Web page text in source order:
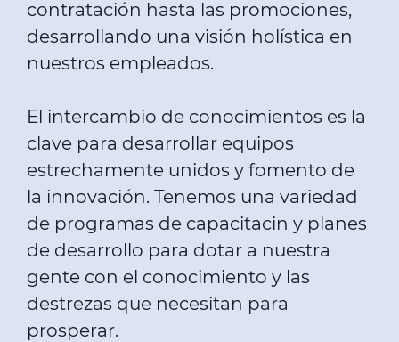
contratación hasta las promociones,
desarrollando una visión holística en
nuestros empleados.
El intercambio de conocimientos es la
clave para desarrollar equipos
estrechamente unidos y fomento de
la innovación. Tenemos una variedad
de programas de capacitacin y planes
de desarrollo para dotar a nuestra
gente con el conocimiento y las
destrezas que necesitan para
prosperar.